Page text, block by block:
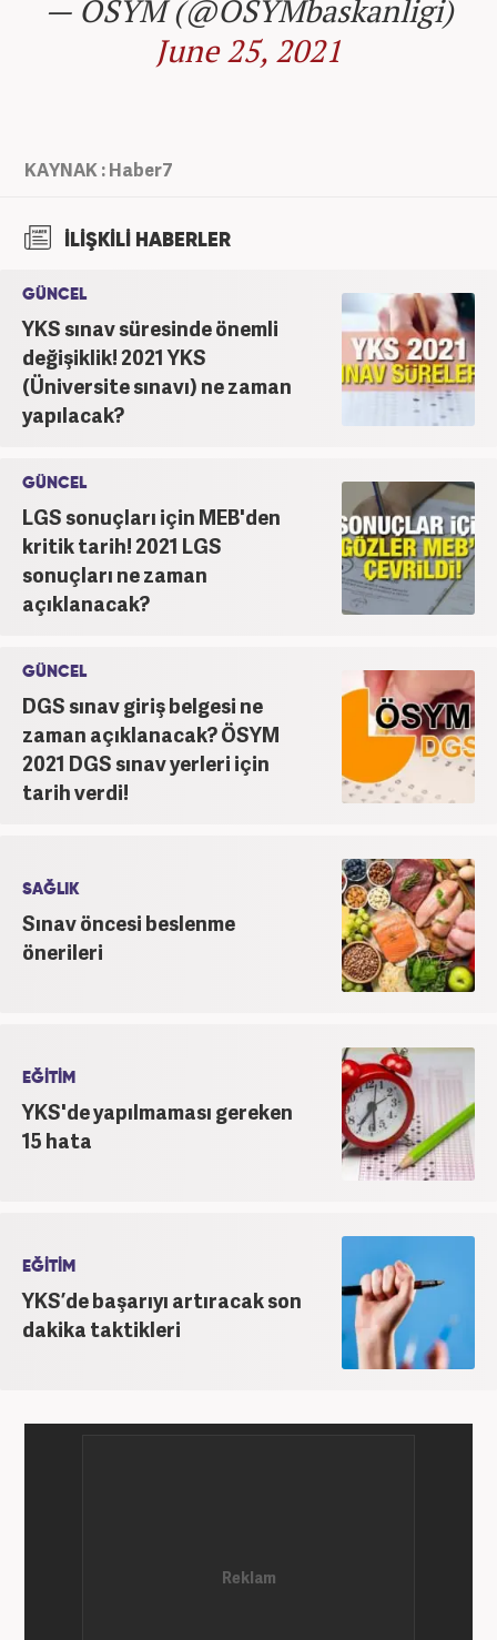
— ÖSYM (@OSYMbaskanligi)
June 25, 2021
KAYNAK : Haber7
İLİŞKİLİ HABERLER
GÜNCEL
YKS sınav süresinde önemli
değişiklik! 2021 YKS
(Üniversite sınavı) ne zaman
yapılacak?
GÜNCEL
LGS sonuçları için MEB'den
kritik tarih! 2021 LGS
sonuçları ne zaman
açıklanacak?
GÜNCEL
DGS sınav giriş belgesi ne
zaman açıklanacak? ÖSYM
2021 DGS sınav yerleri için
tarih verdi!
SAĞLIK
Sınav öncesi beslenme
önerileri
EĞİTİM
YKS'de yapılmaması gereken
15 hata
EĞİTİM
YKS’de başarıyı artıracak son
dakika taktikleri